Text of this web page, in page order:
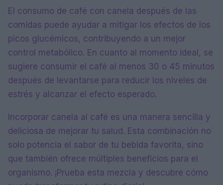
El consumo de café con canela después de las
comidas puede ayudar a mitigar los efectos de los
picos glucémicos, contribuyendo a un mejor
control metabólico. En cuanto al momento ideal, se
sugiere consumir el café al menos 30 o 45 minutos
después de levantarse para reducir los niveles de
estrés y alcanzar el efecto esperado.
Incorporar canela al café es una manera sencilla y
deliciosa de mejorar tu salud. Esta combinación no
solo potencia el sabor de tu bebida favorita, sino
que también ofrece múltiples beneficios para el
organismo. ¡Prueba esta mezcla y descubre cómo